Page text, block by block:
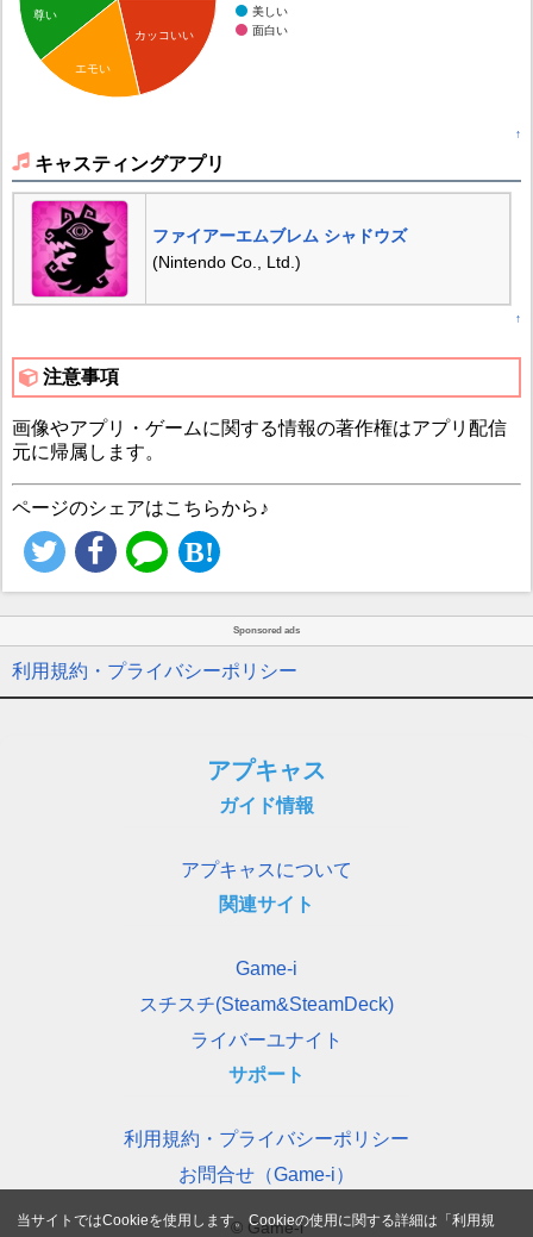
美しい
面白い
カッコいい
尊い
エモい
↑
キャスティングアプリ
ファイアーエムブレム シャドウズ
(Nintendo Co., Ltd.)
↑
注意事項
画像やアプリ・ゲームに関する情報の著作権はアプリ配信
元に帰属します。
ページのシェアはこちらから♪
Sponsored ads
利用規約・プライバシーポリシー
アプキャス
ガイド情報
アプキャスについて
関連サイト
Game-i
スチスチ(Steam&SteamDeck)
ライバーユナイト
サポート
利用規約・プライバシーポリシー
お問合せ（Game-i）
© Game-i
当サイトではCookieを使用します。Cookieの使用に関する詳細は「利用規